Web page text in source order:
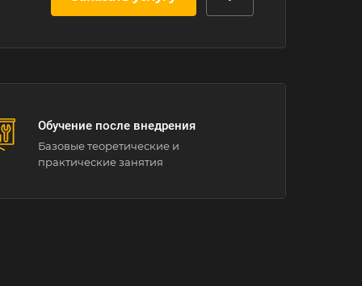
Обучение после внедрения
Базовые теоретические и
практические занятия